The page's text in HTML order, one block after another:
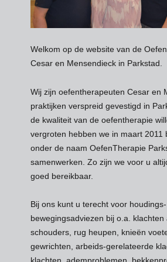
Welkom op de website van de
Cesar en Mensendieck in Parkstad.
Wij zijn oefentherapeuten Cesar en
praktijken verspreid gevestigd in
de kwaliteit van de oefentherapie
vergroten hebben we in maart 2011
onder de naam OefenTherapie
samenwerken. Zo zijn we voor u
goed bereikbaar.
Bij ons kunt u terecht voor
bewegingsadviezen bij o.a. klachten
schouders, rug heupen, knieën
gewrichten, arbeids-gerelateerde